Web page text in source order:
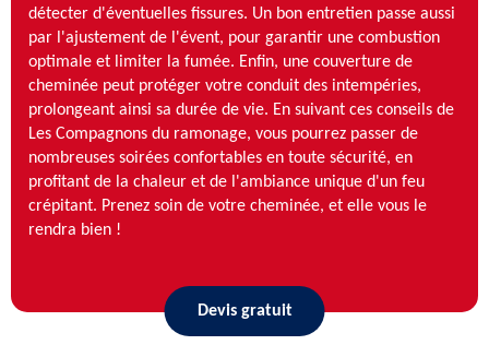
détecter d'éventuelles fissures. Un bon entretien passe aussi
par l'ajustement de l'évent, pour garantir une combustion
optimale et limiter la fumée. Enfin, une couverture de
cheminée peut protéger votre conduit des intempéries,
prolongeant ainsi sa durée de vie. En suivant ces conseils de
Les Compagnons du ramonage, vous pourrez passer de
nombreuses soirées confortables en toute sécurité, en
profitant de la chaleur et de l'ambiance unique d'un feu
crépitant. Prenez soin de votre cheminée, et elle vous le
rendra bien !
Devis gratuit